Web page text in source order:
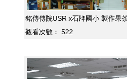
銘傳傳院USR x石牌國小 製作果
觀看次數：
522